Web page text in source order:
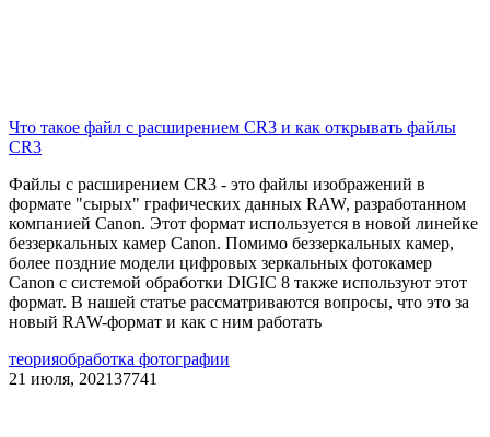
Что такое файл с расширением CR3 и как открывать файлы
CR3
Файлы с расширением CR3 - это файлы изображений в
формате "сырых" графических данных RAW, разработанном
компанией Canon. Этот формат используется в новой линейке
беззеркальных камер Canon. Помимо беззеркальных камер,
более поздние модели цифровых зеркальных фотокамер
Canon с системой обработки DIGIC 8 также используют этот
формат. В нашей статье рассматриваются вопросы, что это за
новый RAW-формат и как с ним работать
теорияобработка фотографии
21 июля, 202137741